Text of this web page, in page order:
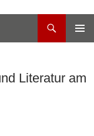
Literatur am